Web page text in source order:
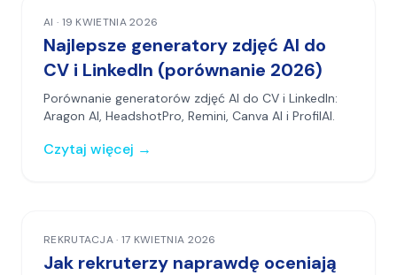
AI · 19 KWIETNIA 2026
Najlepsze generatory zdjęć AI do
CV i LinkedIn (porównanie 2026)
Porównanie generatorów zdjęć AI do CV i LinkedIn:
Aragon AI, HeadshotPro, Remini, Canva AI i ProfilAI.
Czytaj więcej →
REKRUTACJA· 17 KWIETNIA 2026
Jak rekruterzy naprawdę oceniają